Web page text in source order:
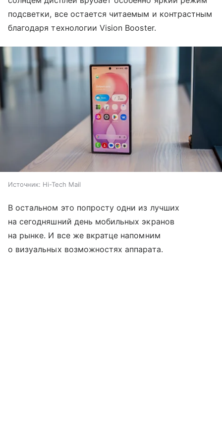
подсветки, все остается читаемым и контрастным
благодаря технологии Vision Booster.
Источник: Hi-Tech Mail
В остальном это попросту одни из лучших
на сегодняшний день мобильных экранов
на рынке. И все же вкратце напомним
о визуальных возможностях аппарата.